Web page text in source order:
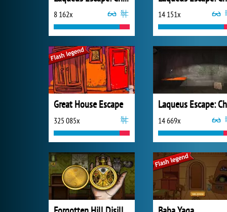
8 162x 14 151x
Great House Escape
325 085x 14 669x